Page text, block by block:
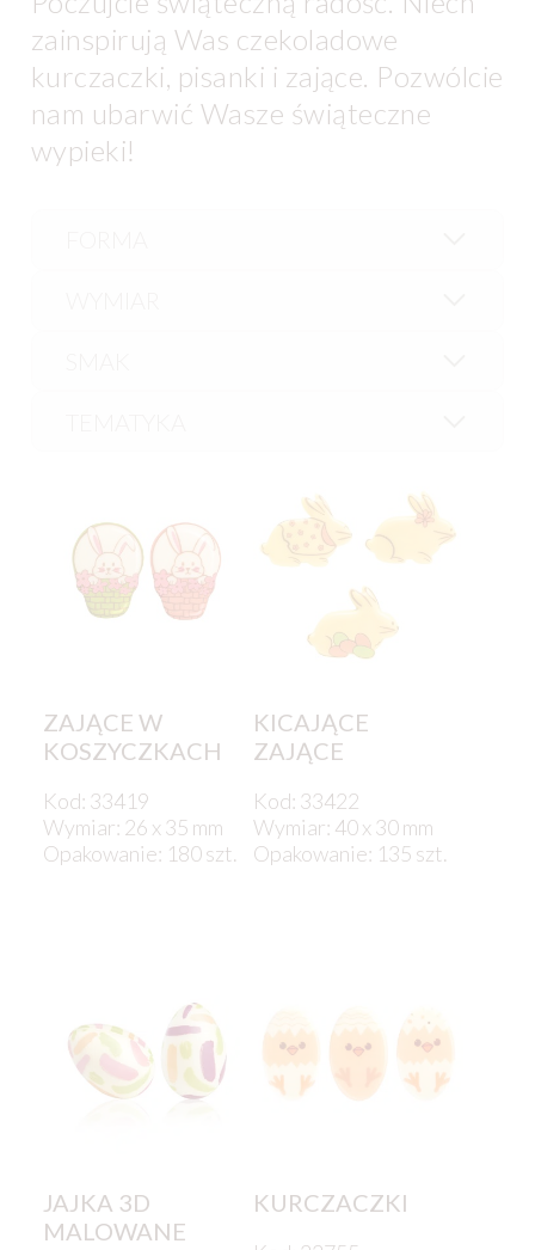
zainspirują Was czekoladowe
kurczaczki, pisanki i zające. Pozwólcie
nam ubarwić Wasze świąteczne
wypieki!
ZAJĄCE W
KOSZYCZKACH
Kod: 33419
Wymiar: 26 x 35 mm
Opakowanie: 180 szt.
KICAJĄCE
ZAJĄCE
Kod: 33422
Wymiar: 40 x 30 mm
Opakowanie: 135 szt.
JAJKA 3D
MALOWANE
KURCZACZKI